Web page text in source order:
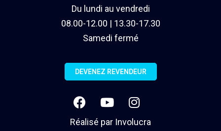
Du lundi au vendredi
08.00-12.00 | 13.30-17.30
Samedi fermé
DEVENEZ REVENDEUR
Réalisé par Involucra